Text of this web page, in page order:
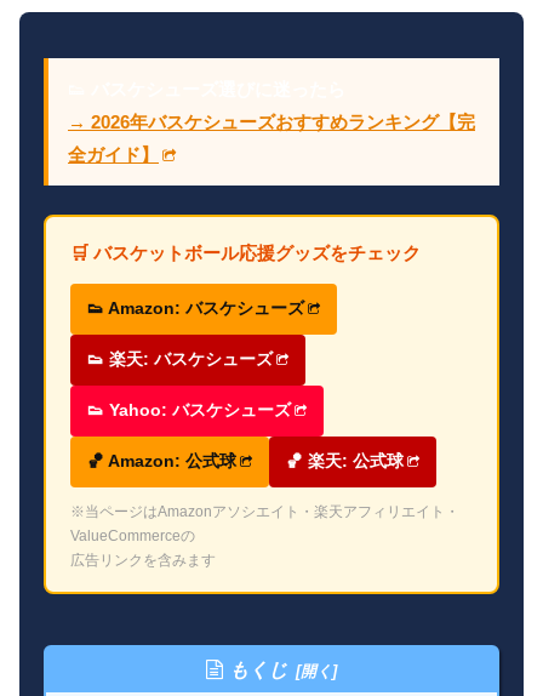
→ 2026年バスケシューズおすすめランキング【完
全ガイド】
🛒 バスケットボール応援グッズをチェック
👟 Amazon: バスケシューズ
👟 楽天: バスケシューズ
👟 Yahoo: バスケシューズ
🏀 Amazon: 公式球 🏀 楽天: 公式球
※当ページはAmazonアソシエイト・楽天アフィリエイト・
ValueCommerceの
広告リンクを含みます
もくじ